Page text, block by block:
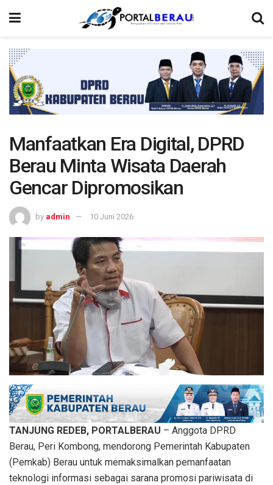
Manfaatkan Era Digital, DPRD
Berau Minta Wisata Daerah
Gencar Dipromosikan
by admin 10 Juni 2026
‎TANJUNG REDEB, PORTALBERAU – Anggota DPRD
Berau, Peri Kombong, mendorong Pemerintah Kabupaten
(Pemkab) Berau untuk memaksimalkan pemanfaatan
teknologi informasi sebagai sarana promosi pariwisata di